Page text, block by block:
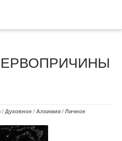
/ Духовное / Алхимия / Личное